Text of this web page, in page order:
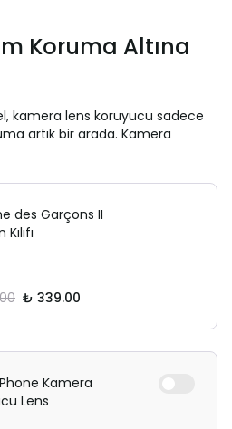
Koruma Altına
kamera lens koruyucu sadece
artık bir arada. Kamera
des Garçons II
₺ 339.00
Kamera
Lens